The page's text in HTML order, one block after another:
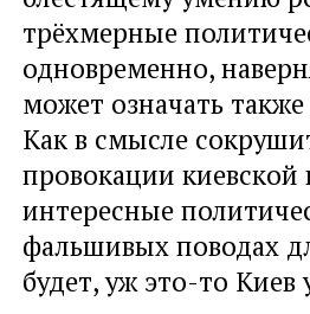
трёхмерные
одновременно,
может означать
Как в смысле
провокации
интересные
фальшивых поводах
будет, уж это-то Киев